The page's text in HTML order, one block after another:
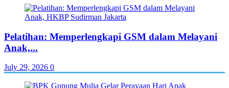
Pelatihan: Memperlengkapi GSM dalam Melayani
Anak,...
July 29, 2026 0